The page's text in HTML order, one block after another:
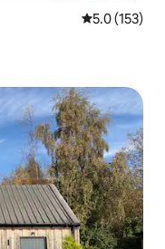
Calificación
5.0 (153)